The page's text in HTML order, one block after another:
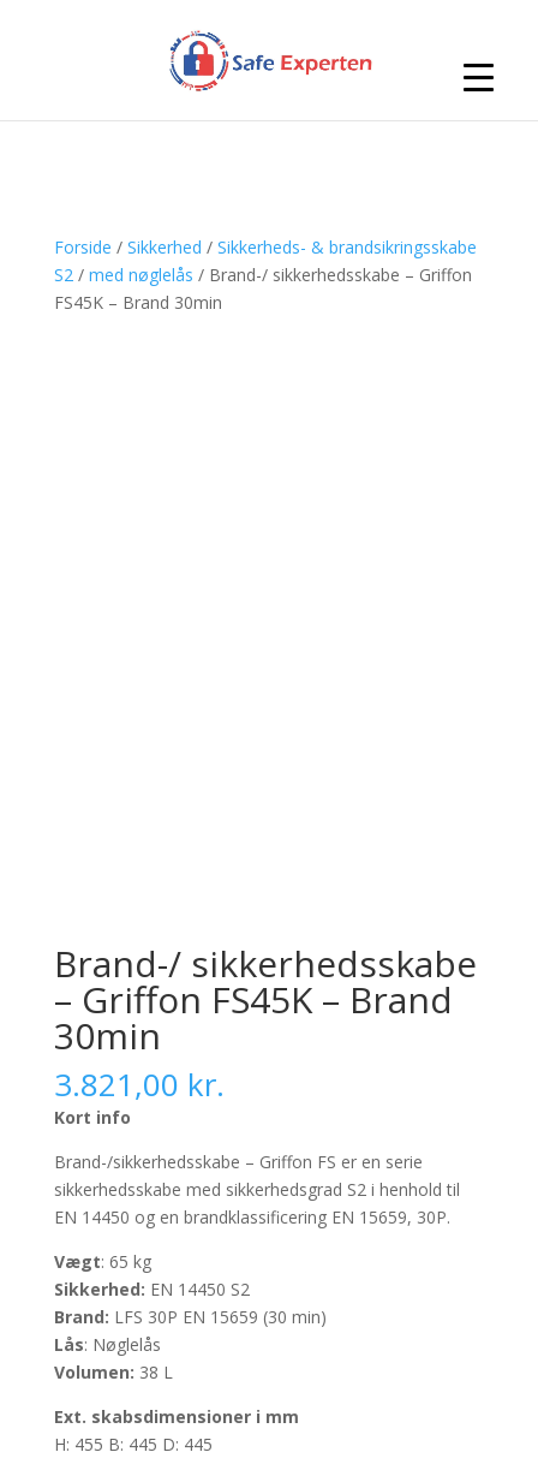
Forside / Sikkerhed / Sikkerheds- & brandsikringsskabe
S2/ med nøglelås / Brand-/ sikkerhedsskabe – Griffon
FS45K – Brand 30min
Brand-/ sikkerhedsskabe
– Griffon FS45K – Brand
30min
3.821,00 kr.
Kort info
Brand-/sikkerhedsskabe – Griffon FS er en serie
sikkerhedsskabe med sikkerhedsgrad S2 i henhold til
EN 14450 og en brandklassificering EN 15659, 30P.
Vægt: 65 kg
Sikkerhed: EN 14450 S2
Brand: LFS 30P EN 15659 (30 min)
Lås: Nøglelås
Volumen: 38 L
Ext. skabsdimensioner i mm
H: 455 B: 445 D: 445